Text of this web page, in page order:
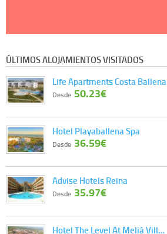
ÚLTIMOS ALOJAMIENTOS VISITADOS
Life Apartments Costa Ballena
Desde 50.23€
Hotel Playaballena Spa
Desde 36.59€
Advise Hotels Reina
Desde 35.97€
Hotel The Level At Meliá Vill…